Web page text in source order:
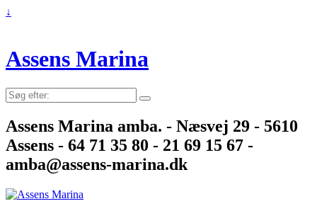
↓
Assens Marina
Søg
efter:
Assens Marina amba. - Næsvej 29 - 5610
Assens - 64 71 35 80 - 21 69 15 67 -
amba@assens-marina.dk